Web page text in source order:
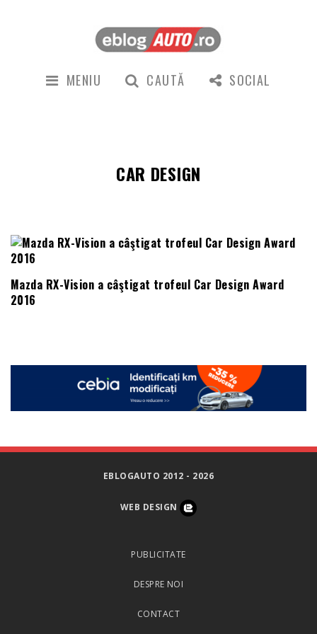
MENIU CAUTĂ SOCIAL
CAR DESIGN
Mazda RX-Vision a câştigat trofeul Car Design Award
2016
EBLOGAUTO 2012 - 2026
WEB DESIGN
PUBLICITATE
DESPRE NOI
CONTACT